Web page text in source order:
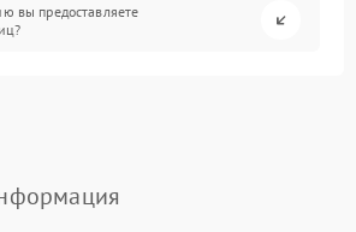
вы предоставляете